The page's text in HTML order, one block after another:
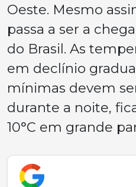
Oeste. Mesmo
passa a ser a
do Brasil. As
em declínio
mínimas devem
durante a noite,
10°C em grande